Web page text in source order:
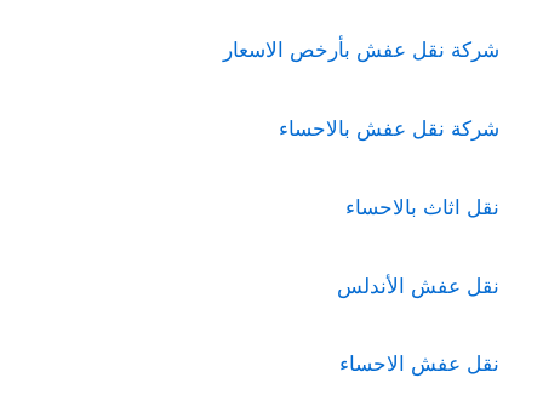
شركة نقل عفش بأرخص الاسعار
شركة نقل عفش بالاحساء
نقل اثاث بالاحساء
نقل عفش الأندلس
نقل عفش الاحساء